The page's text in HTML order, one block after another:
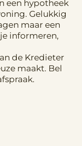
een hypotheek
Gelukkig
maar een
informeren,
de Kredieter
maakt. Bel